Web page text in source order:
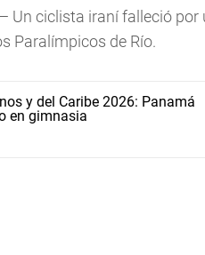
— Un ciclista iraní falleció
Paralímpicos de Río.